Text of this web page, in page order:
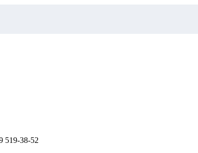
519-38-52